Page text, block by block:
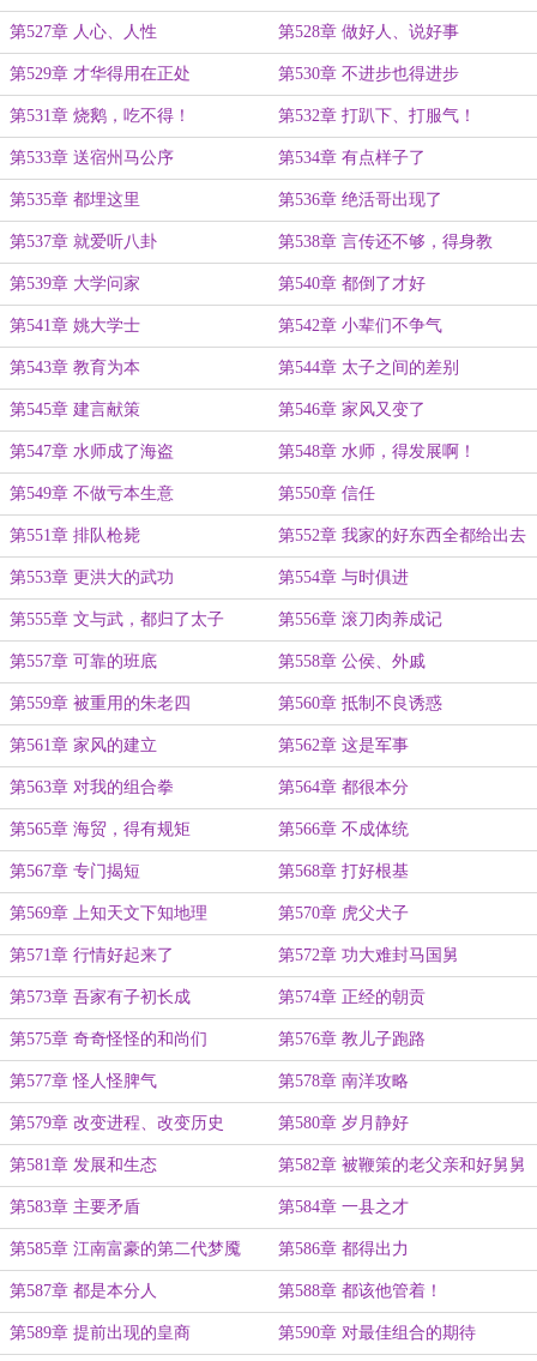
第527章 人心、人性 第528章 做好人、说好事
第529章 才华得用在正处 第530章 不进步也得进步
第531章 烧鹅，吃不得！ 第532章 打趴下、打服气！
第533章 送宿州马公序 第534章 有点样子了
第535章 都埋这里 第536章 绝活哥出现了
第537章 就爱听八卦 第538章 言传还不够，得身教
第539章 大学问家 第540章 都倒了才好
第541章 姚大学士 第542章 小辈们不争气
第543章 教育为本 第544章 太子之间的差别
第545章 建言献策 第546章 家风又变了
第547章 水师成了海盗 第548章 水师，得发展啊！
第549章 不做亏本生意 第550章 信任
第551章 排队枪毙 第552章 我家的好东西全都给出去
第553章 更洪大的武功 第554章 与时俱进
第555章 文与武，都归了太子 第556章 滚刀肉养成记
第557章 可靠的班底 第558章 公侯、外戚
第559章 被重用的朱老四 第560章 抵制不良诱惑
第561章 家风的建立 第562章 这是军事
第563章 对我的组合拳 第564章 都很本分
第565章 海贸，得有规矩 第566章 不成体统
第567章 专门揭短 第568章 打好根基
第569章 上知天文下知地理 第570章 虎父犬子
第571章 行情好起来了 第572章 功大难封马国舅
第573章 吾家有子初长成 第574章 正经的朝贡
第575章 奇奇怪怪的和尚们 第576章 教儿子跑路
第577章 怪人怪脾气 第578章 南洋攻略
第579章 改变进程、改变历史 第580章 岁月静好
第581章 发展和生态 第582章 被鞭策的老父亲和好舅舅
第583章 主要矛盾 第584章 一县之才
第585章 江南富豪的第二代梦魇 第586章 都得出力
第587章 都是本分人 第588章 都该他管着！
第589章 提前出现的皇商 第590章 对最佳组合的期待